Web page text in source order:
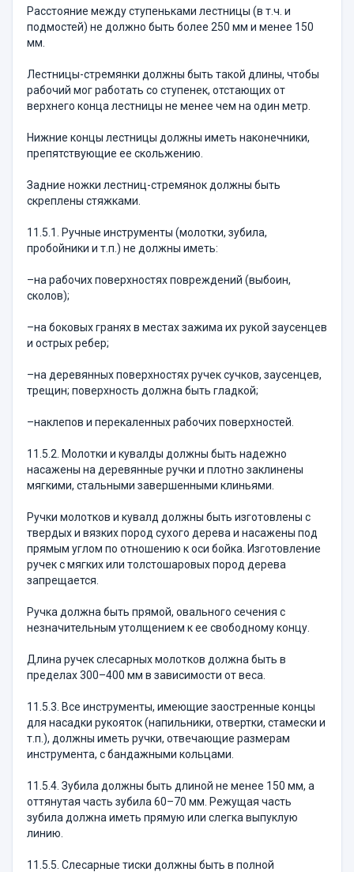
Расстояние между ступеньками лестницы (в т.ч. и
подмостей) не должно быть более 250 мм и менее 150
мм.
Лестницы-стремянки должны быть такой длины, чтобы
рабочий мог работать со ступенек, отстающих от
верхнего конца лестницы не менее чем на один метр.
Нижние концы лестницы должны иметь наконеч­ники,
препятствующие ее скольжению.
Задние ножки лестниц-стремянок должны быть
скреплены стяжками.
11.5.1. Ручные инструменты (молотки, зубила,
пробойники и т.п.) не должны иметь:
–на рабочих поверхностях повреждений (выбоин,
сколов);
–на боковых гранях в местах зажима их рукой заусенцев
и острых ребер;
–на деревянных поверхностях ручек сучков, за­усенцев,
трещин; поверхность должна быть глад­кой;
–наклепов и перекаленных рабочих поверхностей.
11.5.2. Молотки и кувалды должны быть надеж­но
насажены на деревянные ручки и плотно заклине­ны
мягкими, стальными завершенными клиньями.
Ручки молотков и кувалд должны быть изготов­лены с
твердых и вязких пород сухого дерева и на­сажены под
прямым углом по отношению к оси бойка. Изготовление
ручек с мягких или толстоша­ровых пород дерева
запрещается.
Ручка должна быть прямой, овального сечения с
незначительным утолщением к ее свободному концу.
Длина ручек слесарных молотков должна быть в
пределах 300–400 мм в зависимости от веса.
11.5.3. Все инструменты, имеющие заостренные концы
для насадки рукояток (напильники, отвертки, стамески и
т.п.), должны иметь ручки, отвечающие размерам
инструмента, с бандажными кольцами.
11.5.4. Зубила должны быть длиной не менее 150 мм, а
оттянутая часть зубила 60–70 мм. Режу­щая часть
зубила должна иметь прямую или слегка выпуклую
линию.
11.5.5. Слесарные тиски должны быть в полной